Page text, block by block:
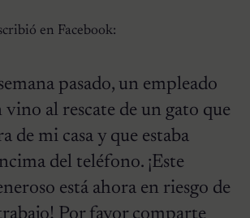
en Facebook:
pasado, un empleado
vino al rescate de un gato que
de mi casa y que estaba
del teléfono. ¡Este
está ahora en riesgo de